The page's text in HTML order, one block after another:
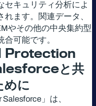
セキュリティ分析によ
ます。関連データ、
やその他の中央集約型
可能です。
Protection
と共
めに
Salesforce」は、